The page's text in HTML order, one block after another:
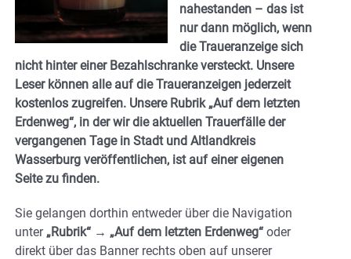
nahestanden – das ist
nur dann möglich, wenn
die Traueranzeige sich
nicht hinter einer Bezahlschranke versteckt. Unsere
Leser können alle auf die Traueranzeigen jederzeit
kostenlos zugreifen. Unsere Rubrik „Auf dem letzten
Erdenweg“, in der wir die aktuellen Trauerfälle der
vergangenen Tage in Stadt und Altlandkreis
Wasserburg veröffentlichen, ist auf einer eigenen
Seite zu finden.
Sie gelangen dorthin entweder über die Navigation
unter „Rubrik“ → „Auf dem letzten Erdenweg“ oder
direkt über das Banner rechts oben auf unserer